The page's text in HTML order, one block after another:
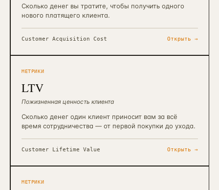
Сколько денег вы тратите, чтобы получить одного
нового платящего клиента.
Customer Acquisition Cost Открыть →
МЕТРИКИ
LTV
Пожизненная ценность клиента
Сколько денег один клиент приносит вам за всё
время сотрудничества — от первой покупки до ухода.
Customer Lifetime Value Открыть →
МЕТРИКИ